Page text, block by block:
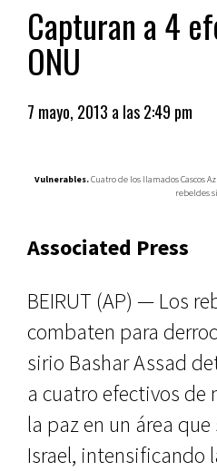
Capturan a 4
ONU
7 mayo, 2013 a las 2:49 pm
Vulnerables.Cuatro de los llamados Cascos
rebeldes
Associated Press
BEIRUT (AP) — Los
combaten para
sirio Bashar Assad
a cuatro efectivos
la paz en un área
Israel, intensificando